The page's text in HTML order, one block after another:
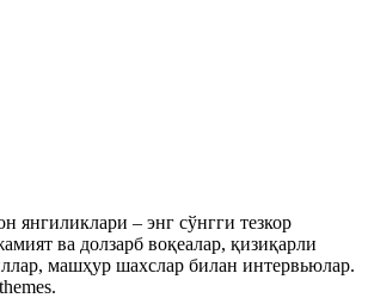
янгиликлари – энг сўнгги тезкор
ва долзарб воқеалар, қизиқарли
машҳур шахслар билан интервьюлар.